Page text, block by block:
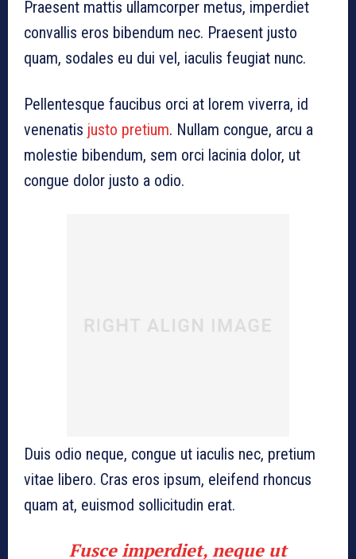
Praesent mattis ullamcorper metus, imperdiet
convallis eros bibendum nec. Praesent justo
quam, sodales eu dui vel, iaculis feugiat nunc.
Pellentesque faucibus orci at lorem viverra, id
venenatis justo pretium. Nullam congue, arcu a
molestie bibendum, sem orci lacinia dolor, ut
congue dolor justo a odio.
Duis odio neque, congue ut iaculis nec, pretium
vitae libero. Cras eros ipsum, eleifend rhoncus
quam at, euismod sollicitudin erat.
Fusce imperdiet, neque ut